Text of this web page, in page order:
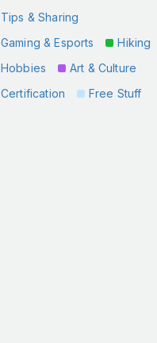
Tips & Sharing
Gaming & Esports
Hiking
Hobbies
Art & Culture
Certification
Free Stuff